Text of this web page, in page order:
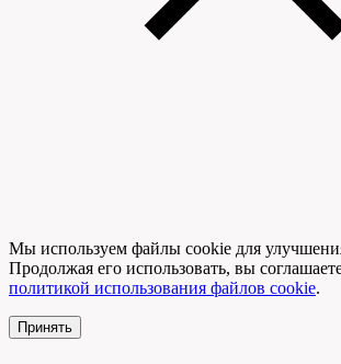
Мы используем файлы cookie для
Продолжая его использовать, вы
политикой использования файлов cookie.
Принять